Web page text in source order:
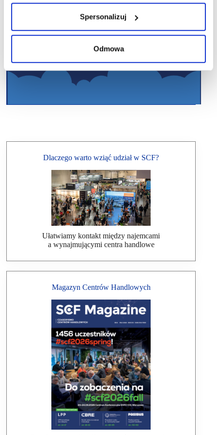
Spersonalizuj
Odmowa
Dlaczego warto wziąć udział w SCF?
Ułatwiamy kontakt między najemcami
a wynajmującymi centra handlowe
Magazyn Centrów Handlowych